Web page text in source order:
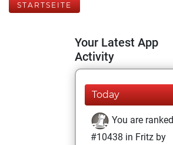
STARTSEITE
Your Latest App
Activity
Today
You are ranked
#10438 in Fritz by